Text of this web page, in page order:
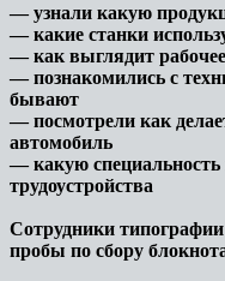
— узнали какую
— какие станки
— как выглядит
— познакомились с
бывают
— посмотрели как
автомобиль
— какую
трудоустройства
Сотрудники
пробы по сбору